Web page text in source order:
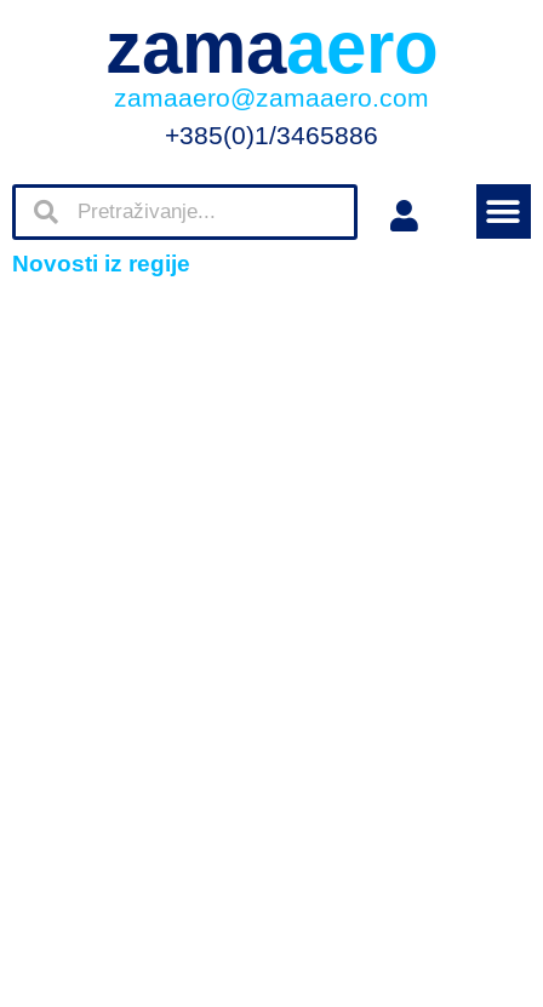
zamaaero
zamaaero@zamaaero.com
+385(0)1/3465886
Novosti iz regije